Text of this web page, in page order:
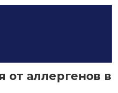
от аллергенов в